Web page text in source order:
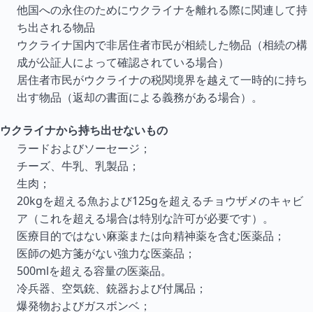
他国への永住のためにウクライナを離れる際に関連して持
ち出される物品
ウクライナ国内で非居住者市民が相続した物品（相続の構
成が公証人によって確認されている場合）
居住者市民がウクライナの税関境界を越えて一時的に持ち
出す物品（返却の書面による義務がある場合）。
ウクライナから持ち出せないもの
ラードおよびソーセージ；
チーズ、牛乳、乳製品；
生肉；
20kgを超える魚および125gを超えるチョウザメのキャビ
ア（これを超える場合は特別な許可が必要です）。
医療目的ではない麻薬または向精神薬を含む医薬品；
医師の処方箋がない強力な医薬品；
500mlを超える容量の医薬品。
冷兵器、空気銃、銃器および付属品；
爆発物およびガスボンベ；